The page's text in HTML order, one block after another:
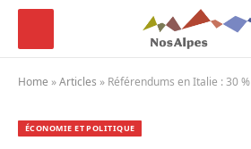
Home »Articles » Référendums en Italie : 30 % de
ÉCONOMIE ET POLITIQUE